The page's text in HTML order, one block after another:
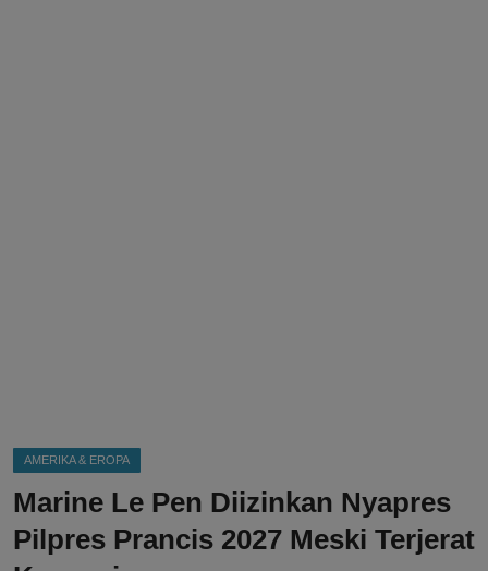
AMERIKA & EROPA
Marine Le Pen Diizinkan Nyapres
Pilpres Prancis 2027 Meski Terjerat